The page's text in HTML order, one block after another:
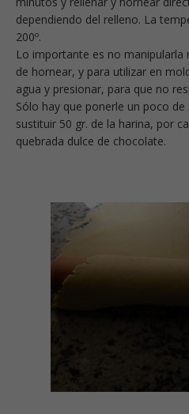
dependiendo del relleno. La
200º.
Lo importante es no manipularla
de hornear, y para utilizar en
agua y presionar, para que no
Sólo hay que ponerle un poco
sustituir 50 gr. de la harina, por
quebrada dulce de chocolate.